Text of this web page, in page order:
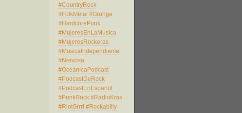
#CountryRock
#FolkMetal #Grunge
#HardcorePunk
#MujeresEnLaMusica
#MujeresRockeras
#MusicaIndependiente
#Nervosa
#OceánicaPodcast
#PodcastDeRock
#PodcastEnEspanol
#PunkRock #RadioKras
#RiotGrrrl #Rockabilly